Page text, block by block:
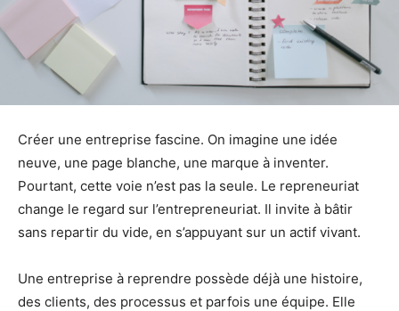
Créer une entreprise fascine. On imagine une idée
neuve, une page blanche, une marque à inventer.
Pourtant, cette voie n’est pas la seule. Le repreneuriat
change le regard sur l’entrepreneuriat. Il invite à bâtir
sans repartir du vide, en s’appuyant sur un actif vivant.
Une entreprise à reprendre possède déjà une histoire,
des clients, des processus et parfois une équipe. Elle